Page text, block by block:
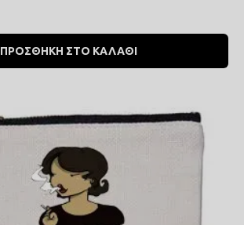
ΠΡΟΣΘΗΚΗ ΣΤΟ ΚΑΛΑΘΙ